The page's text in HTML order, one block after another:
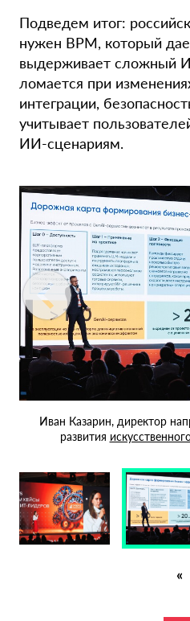
Подведем итог:
нужен BPM, который
выдерживает сложный
ломается при
интеграции,
учитывает
ИИ-сценариям.
Иван Казарин, директор
развития
«